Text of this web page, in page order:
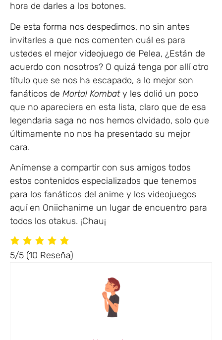
hora de darles a los botones.
De esta forma nos despedimos, no sin antes
invitarles a que nos comenten cuál es para
ustedes el mejor videojuego de Pelea, ¿Están de
acuerdo con nosotros? O quizá tenga por allí otro
título que se nos ha escapado, a lo mejor son
fanáticos de Mortal Kombaty les dolió un poco
que no apareciera en esta lista, claro que de esa
legendaria saga no nos hemos olvidado, solo que
últimamente no nos ha presentado su mejor
cara.
Anímense a compartir con sus amigos todos
estos contenidos especializados que tenemos
para los fanáticos del anime y los videojuegos
aquí en Oniichanime un lugar de encuentro para
todos los otakus. ¡Chau¡
5/5 (10 Reseña)